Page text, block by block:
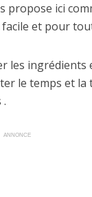
propose ici
et pour
les ingrédients
le temps et
ANNONCE